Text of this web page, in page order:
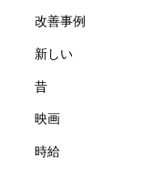
改善事例
新しい
昔
映画
時給